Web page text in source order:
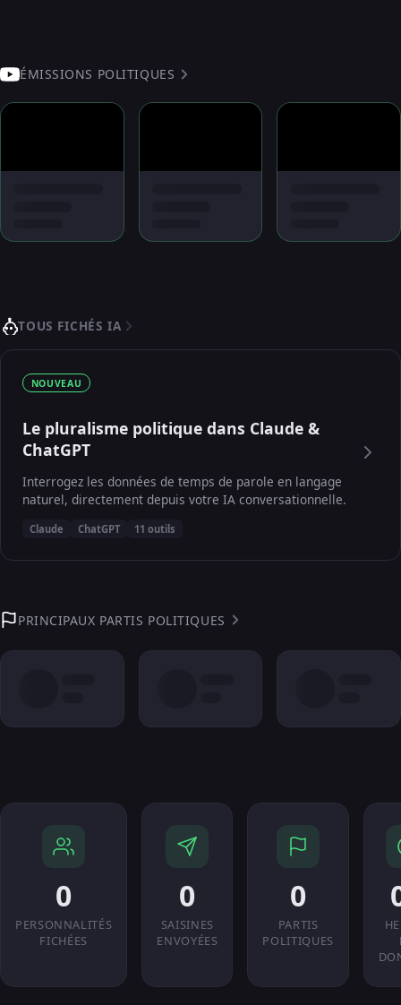
ÉMISSIONS POLITIQUES
TOUS FICHÉS IA
NOUVEAU
Le pluralisme politique dans Claude &
ChatGPT
Interrogez les données de temps de parole en langage
naturel, directement depuis votre IA conversationnelle.
Claude ChatGPT 11 outils
PRINCIPAUX PARTIS POLITIQUES
0
PERSONNALITÉS
FICHÉES
0
SAISINES
ENVOYÉES
0
PARTIS
POLITIQUES